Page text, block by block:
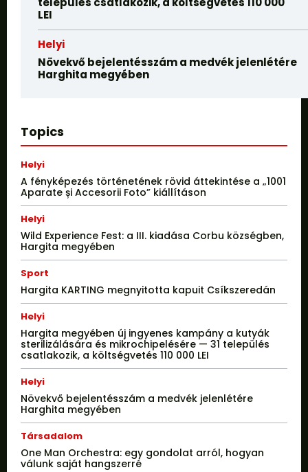
LEI
Helyi
Növekvő bejelentésszám a medvék jelenlétére
Harghita megyében
Topics
Helyi
A fényképezés történetének rövid áttekintése a „1001
Aparate și Accesorii Foto” kiállításon
Helyi
Wild Experience Fest: a III. kiadása Corbu községben,
Hargita megyében
Sport
Hargita KARTING megnyitotta kapuit Csíkszeredán
Helyi
Hargita megyében új ingyenes kampány a kutyák
sterilizálására és mikrochipelésére — 31 település
csatlakozik, a költségvetés 110 000 LEI
Helyi
Növekvő bejelentésszám a medvék jelenlétére
Harghita megyében
Társadalom
One Man Orchestra: egy gondolat arról, hogyan
válunk saját hangszerré